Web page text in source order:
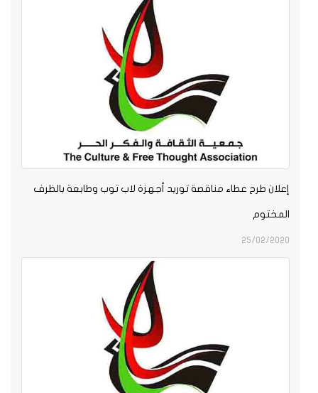
إعلان طرح عطاء مناقصة توريد أجهزة لاب توب وطابعة بالظرف
المختوم
25/02/2020